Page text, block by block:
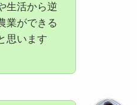
生活から逆
業ができる
思います